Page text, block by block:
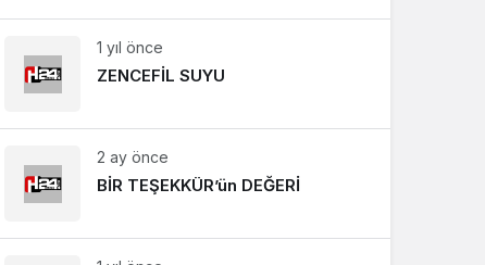
1 yıl önce
ZENCEFİL SUYU
2 ay önce
BİR TEŞEKKÜR’ün DEĞERİ